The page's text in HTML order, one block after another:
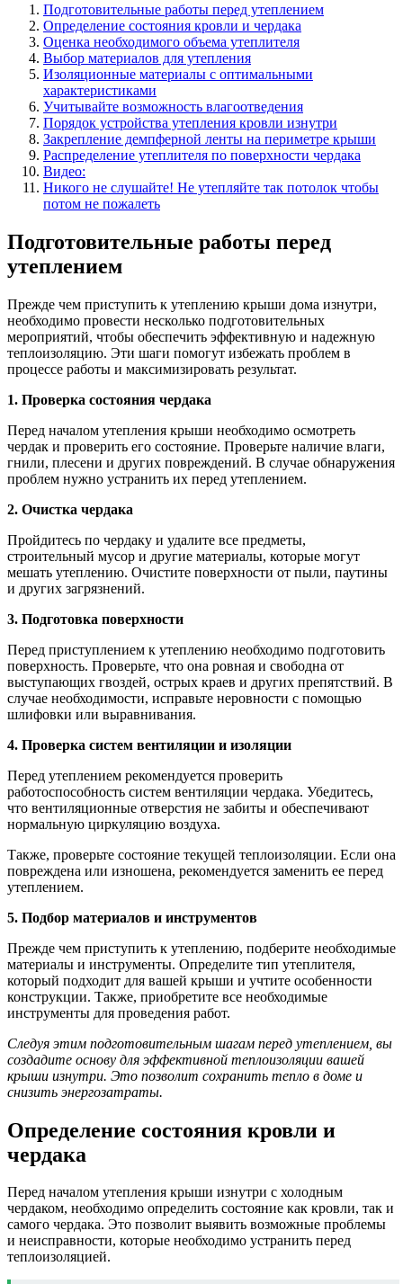
Подготовительные работы перед утеплением
Определение состояния кровли и чердака
Оценка необходимого объема утеплителя
Выбор материалов для утепления
Изоляционные материалы с оптимальными
характеристиками
Учитывайте возможность влагоотведения
Порядок устройства утепления кровли изнутри
Закрепление демпферной ленты на периметре крыши
Распределение утеплителя по поверхности чердака
Видео:
Никого не слушайте! Не утепляйте так потолок чтобы
потом не пожалеть
Подготовительные работы перед
утеплением
Прежде чем приступить к утеплению крыши дома изнутри,
необходимо провести несколько подготовительных
мероприятий, чтобы обеспечить эффективную и надежную
теплоизоляцию. Эти шаги помогут избежать проблем в
процессе работы и максимизировать результат.
1. Проверка состояния чердака
Перед началом утепления крыши необходимо осмотреть
чердак и проверить его состояние. Проверьте наличие влаги,
гнили, плесени и других повреждений. В случае обнаружения
проблем нужно устранить их перед утеплением.
2. Очистка чердака
Пройдитесь по чердаку и удалите все предметы,
строительный мусор и другие материалы, которые могут
мешать утеплению. Очистите поверхности от пыли, паутины
и других загрязнений.
3. Подготовка поверхности
Перед приступлением к утеплению необходимо подготовить
поверхность. Проверьте, что она ровная и свободна от
выступающих гвоздей, острых краев и других препятствий. В
случае необходимости, исправьте неровности с помощью
шлифовки или выравнивания.
4. Проверка систем вентиляции и изоляции
Перед утеплением рекомендуется проверить
работоспособность систем вентиляции чердака. Убедитесь,
что вентиляционные отверстия не забиты и обеспечивают
нормальную циркуляцию воздуха.
Также, проверьте состояние текущей теплоизоляции. Если она
повреждена или изношена, рекомендуется заменить ее перед
утеплением.
5. Подбор материалов и инструментов
Прежде чем приступить к утеплению, подберите необходимые
материалы и инструменты. Определите тип утеплителя,
который подходит для вашей крыши и учтите особенности
конструкции. Также, приобретите все необходимые
инструменты для проведения работ.
Следуя этим подготовительным шагам перед утеплением, вы
создадите основу для эффективной теплоизоляции вашей
крыши изнутри. Это позволит сохранить тепло в доме и
снизить энергозатраты.
Определение состояния кровли и
чердака
Перед началом утепления крыши изнутри с холодным
чердаком, необходимо определить состояние как кровли, так и
самого чердака. Это позволит выявить возможные проблемы
и неисправности, которые необходимо устранить перед
теплоизоляцией.